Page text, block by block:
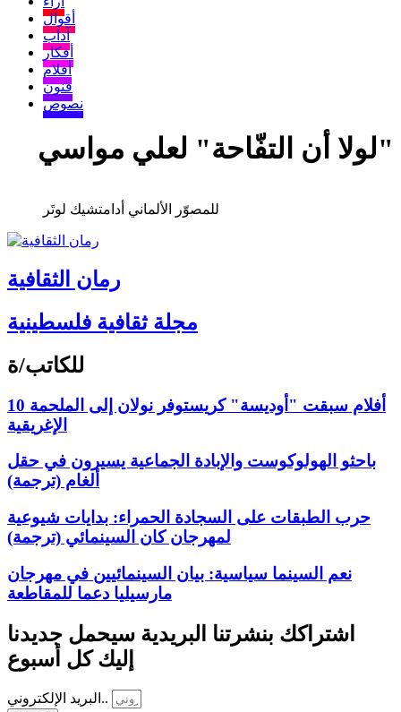
أقوال
آداب
أفكار
أفلام
فنون
نصوص
"لولا أن التفّاحة" لعلي مواسي
للمصوّر الألماني أدامتشيك لوتَر
رمان الثقافية
مجلة ثقافية فلسطينية
للكاتب/ة
10 أفلام سبقت "أوديسة" كريستوفر نولان إلى الملحمة
الإغريقية
باحثو الهولوكوست والإبادة الجماعية يسيرون في حقل
ألغام (ترجمة)
حرب الطبقات على السجادة الحمراء: بدايات شيوعية
لمهرجان كان السينمائي (ترجمة)
نعم السينما سياسية: بيان السينمائيين في مهرجان
مارسيليا دعما للمقاطعة
اشتراكك بنشرتنا البريدية سيحمل جديدنا
إليك كل أسبوع
البريد الإلكتروني..